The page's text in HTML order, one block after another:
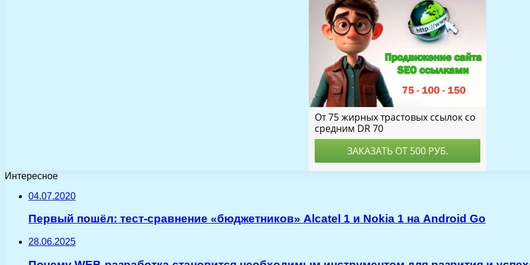
Интересное
04.07.2020
Первый пошёл: тест-сравнение «бюджетников» Alcatel 1 и Nokia 1 на Android Go
28.06.2025